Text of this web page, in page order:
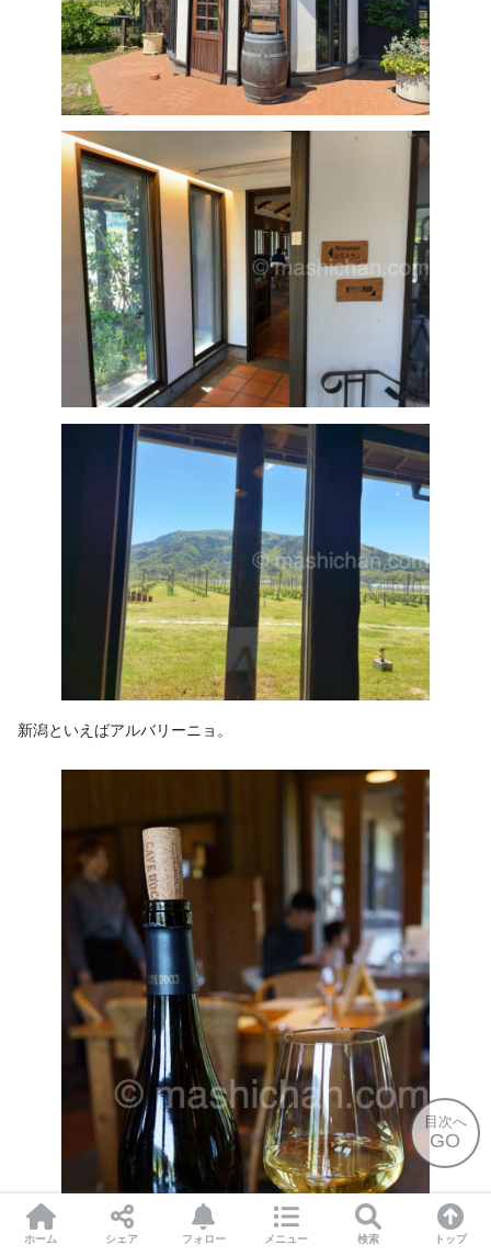
目次へ
GO
新潟といえばアルバリーニョ。
ホーム シェア フォロー メニュー 検索 トップ